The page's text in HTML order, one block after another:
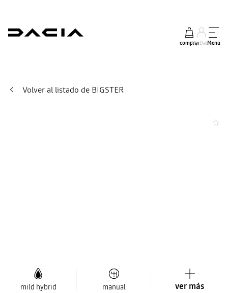
comprarMy DaciaMenú
Volver al listado de BIGSTER
mild hybrid manual ver más